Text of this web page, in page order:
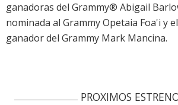
ganadoras del Grammy® Abigail
nominada al Grammy Opetaia Foa'i y
ganador del Grammy Mark Mancina.
PROXIMOS